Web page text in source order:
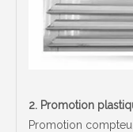
2. Promotion
Promotion